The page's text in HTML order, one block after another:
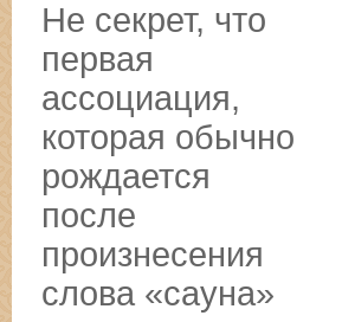
Не секрет, что
первая
ассоциация,
которая обычно
рождается
после
произнесения
слова «сауна»